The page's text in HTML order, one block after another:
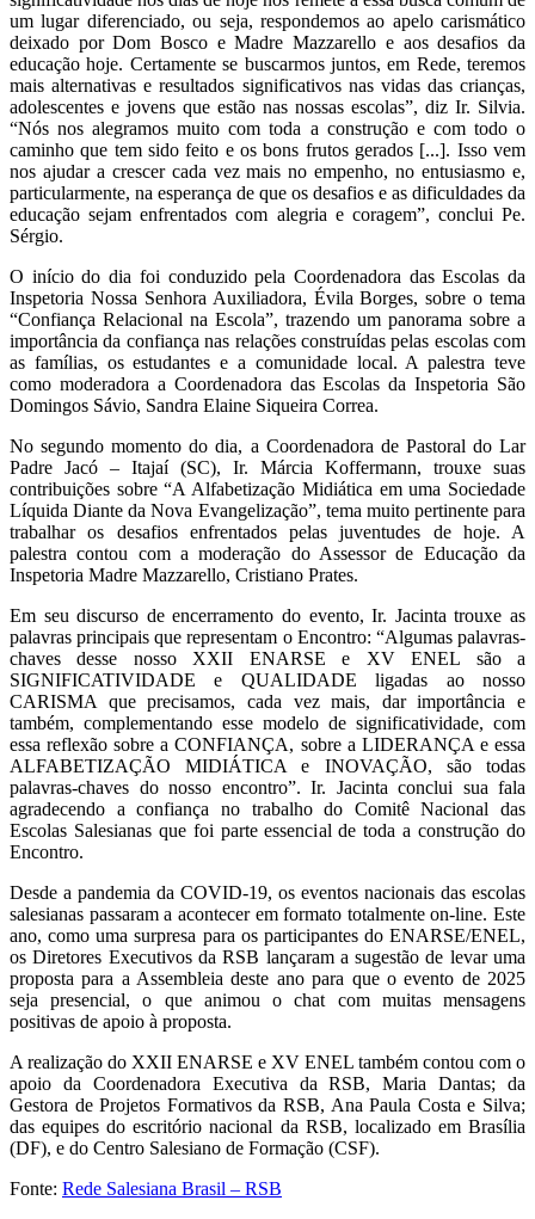
um lugar diferenciado, ou seja, respondemos ao apelo carismático
deixado por Dom Bosco e Madre Mazzarello e aos desafios da
educação hoje. Certamente se buscarmos juntos, em Rede, teremos
mais alternativas e resultados significativos nas vidas das crianças,
adolescentes e jovens que estão nas nossas escolas”, diz Ir. Silvia.
“Nós nos alegramos muito com toda a construção e com todo o
caminho que tem sido feito e os bons frutos gerados [...]. Isso vem
nos ajudar a crescer cada vez mais no empenho, no entusiasmo e,
particularmente, na esperança de que os desafios e as dificuldades da
educação sejam enfrentados com alegria e coragem”, conclui Pe.
Sérgio.
O início do dia foi conduzido pela Coordenadora das Escolas da
Inspetoria Nossa Senhora Auxiliadora, Évila Borges, sobre o tema
“Confiança Relacional na Escola”, trazendo um panorama sobre a
importância da confiança nas relações construídas pelas escolas com
as famílias, os estudantes e a comunidade local. A palestra teve
como moderadora a Coordenadora das Escolas da Inspetoria São
Domingos Sávio, Sandra Elaine Siqueira Correa.
No segundo momento do dia, a Coordenadora de Pastoral do Lar
Padre Jacó – Itajaí (SC), Ir. Márcia Koffermann, trouxe suas
contribuições sobre “A Alfabetização Midiática em uma Sociedade
Líquida Diante da Nova Evangelização”, tema muito pertinente para
trabalhar os desafios enfrentados pelas juventudes de hoje. A
palestra contou com a moderação do Assessor de Educação da
Inspetoria Madre Mazzarello, Cristiano Prates.
Em seu discurso de encerramento do evento, Ir. Jacinta trouxe as
palavras principais que representam o Encontro: “Algumas palavras-
chaves desse nosso XXII ENARSE e XV ENEL são a
SIGNIFICATIVIDADE e QUALIDADE ligadas ao nosso
CARISMA que precisamos, cada vez mais, dar importância e
também, complementando esse modelo de significatividade, com
essa reflexão sobre a CONFIANÇA, sobre a LIDERANÇA e essa
ALFABETIZAÇÃO MIDIÁTICA e INOVAÇÃO, são todas
palavras-chaves do nosso encontro”. Ir. Jacinta conclui sua fala
agradecendo a confiança no trabalho do Comitê Nacional das
Escolas Salesianas que foi parte essencial de toda a construção do
Encontro.
Desde a pandemia da COVID-19, os eventos nacionais das escolas
salesianas passaram a acontecer em formato totalmente on-line. Este
ano, como uma surpresa para os participantes do ENARSE/ENEL,
os Diretores Executivos da RSB lançaram a sugestão de levar uma
proposta para a Assembleia deste ano para que o evento de 2025
seja presencial, o que animou o chat com muitas mensagens
positivas de apoio à proposta.
A realização do XXII ENARSE e XV ENEL também contou com o
apoio da Coordenadora Executiva da RSB, Maria Dantas; da
Gestora de Projetos Formativos da RSB, Ana Paula Costa e Silva;
das equipes do escritório nacional da RSB, localizado em Brasília
(DF), e do Centro Salesiano de Formação (CSF).
Fonte: Rede Salesiana Brasil – RSB